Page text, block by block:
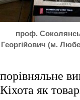
проф.
Георгійович (м.
порівняльне
Кіхота як